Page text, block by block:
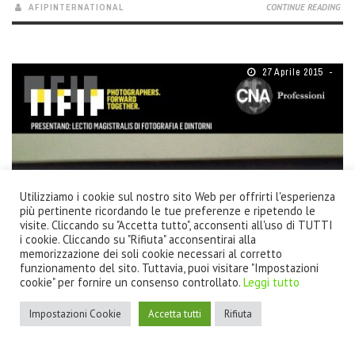
AFIPINTERNATIONAL CONTINUE READING
27 Aprile 2015
Utilizziamo i cookie sul nostro sito Web per offrirti l'esperienza
più pertinente ricordando le tue preferenze e ripetendo le
visite. Cliccando su "Accetta tutto", acconsenti all'uso di TUTTI
i cookie. Cliccando su "Rifiuta" acconsentirai alla
memorizzazione dei soli cookie necessari al corretto
funzionamento del sito. Tuttavia, puoi visitare "Impostazioni
cookie" per fornire un consenso controllato. Leggi tutto
Impostazioni Cookie Accetta tutti Rifiuta